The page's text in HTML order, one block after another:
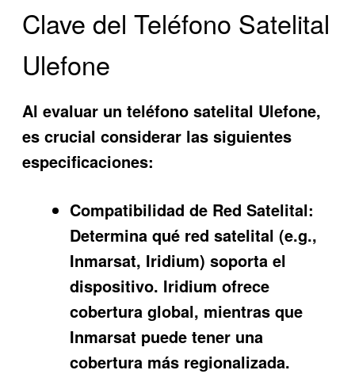
Clave del Teléfono Satelital
Ulefone
Al evaluar un teléfono satelital Ulefone,
es crucial considerar las siguientes
especificaciones:
Compatibilidad de Red Satelital:
Determina qué red satelital (e.g.,
Inmarsat, Iridium) soporta el
dispositivo. Iridium ofrece
cobertura global, mientras que
Inmarsat puede tener una
cobertura más regionalizada.